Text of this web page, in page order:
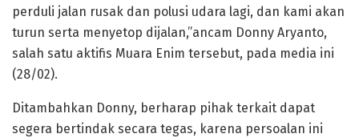
perduli jalan rusak dan polusi udara lagi, dan kami akan
turun serta menyetop dijalan,”ancam Donny Aryanto,
salah satu aktifis Muara Enim tersebut, pada media ini
(28/02).
Ditambahkan Donny, berharap pihak terkait dapat
segera bertindak secara tegas, karena persoalan ini